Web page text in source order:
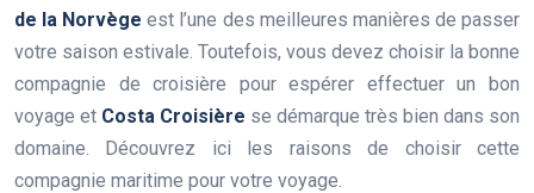
de la Norvège est l’une des meilleures manières de passer
votre saison estivale. Toutefois, vous devez choisir la bonne
compagnie de croisière pour espérer effectuer un bon
voyage et Costa Croisière se démarque très bien dans son
domaine. Découvrez ici les raisons de choisir cette
compagnie maritime pour votre voyage.